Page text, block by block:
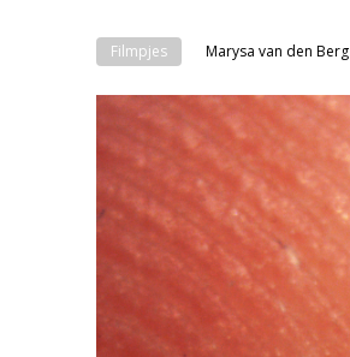
Filmpjes Marysa van den Berg